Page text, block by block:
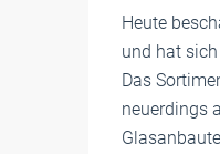
Heute
und hat
Das
neuerdings